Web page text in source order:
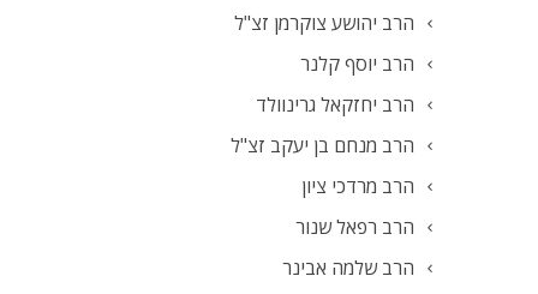
הרב יהושע צוקרמן זצ"ל
הרב יוסף קלנר
הרב יחזקאל גרינוולד
הרב מנחם בן יעקב זצ"ל
הרב מרדכי ציון
הרב רפאל שנור
הרב שלמה אבינר